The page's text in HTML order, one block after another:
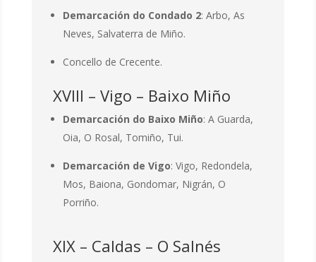
Demarcación do Condado 2: Arbo, As
Neves, Salvaterra de Miño.
Concello de Crecente.
XVIII – Vigo – Baixo Miño
Demarcación do Baixo Miño: A Guarda,
Oia, O Rosal, Tomiño, Tui.
Demarcación de Vigo: Vigo, Redondela,
Mos, Baiona, Gondomar, Nigrán, O
Porriño.
XIX – Caldas – O Salnés